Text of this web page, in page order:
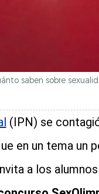
saben sobre
(IPN) se
en un tema un
a los